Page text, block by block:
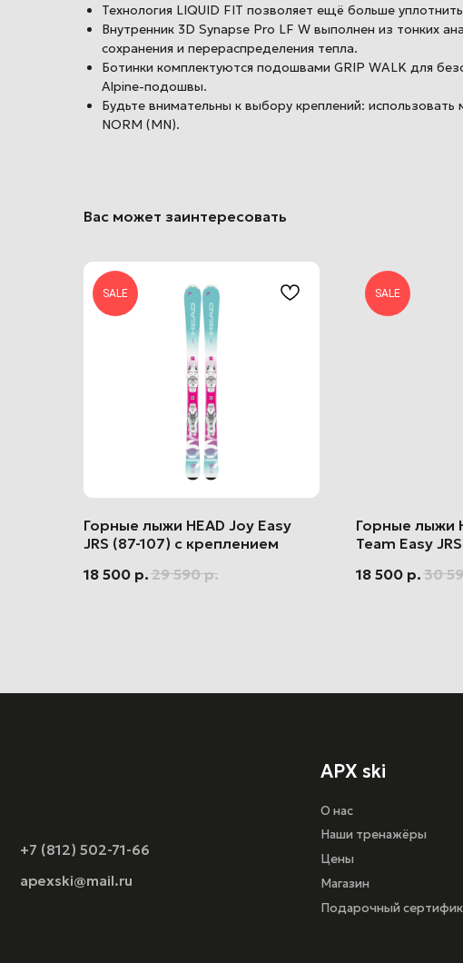
Технология LIQUID FIT позволяет ещё больше
Внутренник 3D Synapse Pro LF W выполнен из тонких
сохранения и перераспределения тепла.
Ботинки комплектуются подошвами GRIP WALK для
Alpine-подошвы.
Будьте внимательны к выбору креплений:
NORM (MN).
Вас может заинтересовать
SALE
Горные лыжи HEAD Joy Easy
JRS (87-107) с креплением
18 500 р. 29 590 р.
SALE
Горные лыжи
Team Easy
18 500 р. 30
Подарочный сертификат
Политика конфиденциальности